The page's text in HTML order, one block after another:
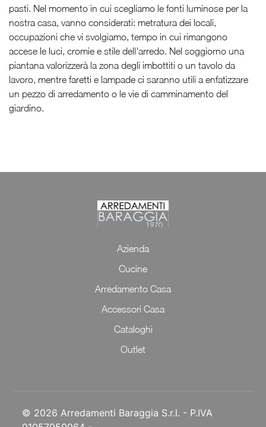
pasti. Nel momento in cui scegliamo le fonti luminose per la
nostra casa, vanno considerati: metratura dei locali,
occupazioni che vi svolgiamo, tempo in cui rimangono
accese le luci, cromie e stile dell'arredo. Nel soggiorno una
piantana valorizzerà la zona degli imbottiti o un tavolo da
lavoro, mentre faretti e lampade ci saranno utili a enfatizzare
un pezzo di arredamento o le vie di camminamento del
giardino.
Azienda
Cucine
Arredamento Casa
Accessori Casa
Cataloghi
Outlet
© 2026 Arredamenti Baraggia S.r.l. - P.IVA